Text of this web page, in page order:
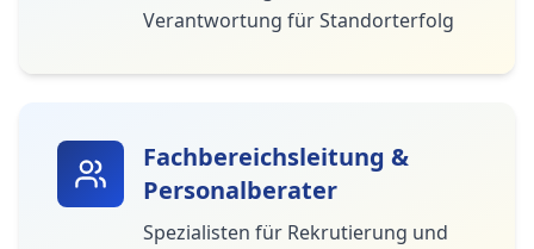
Verantwortung für Standorterfolg
Fachbereichsleitung &
Personalberater
Spezialisten für Rekrutierung und